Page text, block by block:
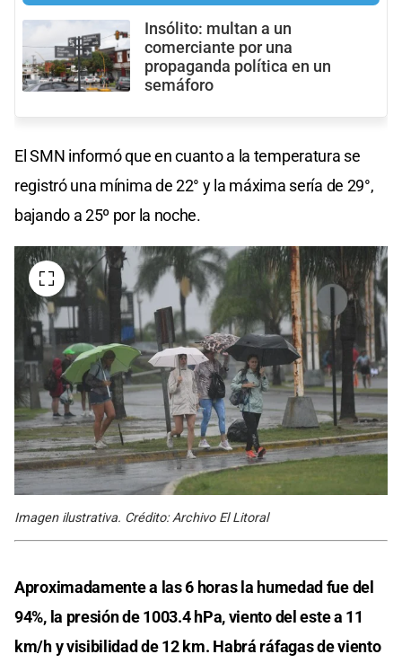
Insólito: multan a un
comerciante por una
propaganda política en un
semáforo
El SMN informó que en cuanto a la temperatura se
registró una mínima de 22° y la máxima sería de 29°,
bajando a 25º por la noche.
Imagen ilustrativa. Crédito: Archivo El Litoral
Aproximadamente a las 6 horas la humedad fue del
94%, la presión de 1003.4 hPa, viento del este a 11
km/h y visibilidad de 12 km. Habrá ráfagas de viento